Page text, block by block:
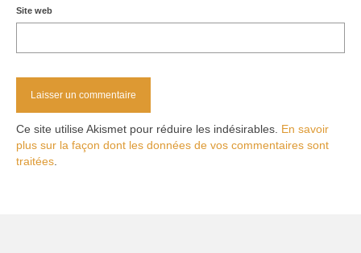
Site web
Ce site utilise Akismet pour réduire les indésirables. En savoir
plus sur la façon dont les données de vos commentaires sont
traitées